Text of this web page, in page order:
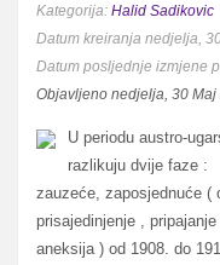
Kategorija: Halid Sadikovic
Datum kreiranja nedjelja,
Datum posljednje izmjene
Objavljeno nedjelja, 30 Maj
U periodu austro-
razlikuju dvije faze :
zauzeće, zaposjednuće (
prisajedinjenje , pripajanje
aneksija ) od 1908. do